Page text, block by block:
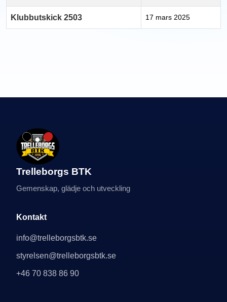
Klubbutskick 2503 17 mars 2025
Trelleborgs BTK
Gemenskap, glädje och utveckling
Kontakt
info@trelleborgsbtk.se
styrelsen@trelleborgsbtk.se
+46 70 838 86 90